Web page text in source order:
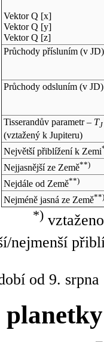
Vektor Q [x]
Vektor Q [y]
Vektor Q [z]
Průchody přísluním (v JD)
Průchody odsluním (v JD)
Tisserandův parametr – TJ
(vztažený k Jupiteru)
Největší přiblížení k Zemi
Nejjasnější ze Země**)
Nejdále od Země**)
Nejméně jasná ze Země**)
*)
nejmenší
od 9.